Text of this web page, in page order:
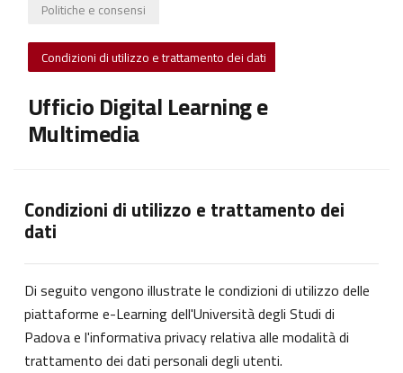
Politiche e consensi
Condizioni di utilizzo e trattamento dei dati
Ufficio Digital Learning e
Multimedia
Condizioni di utilizzo e trattamento dei
dati
Di seguito vengono illustrate le condizioni di utilizzo delle
piattaforme e-Learning dell'Università degli Studi di
Padova e l'informativa privacy relativa alle modalità di
trattamento dei dati personali degli utenti.